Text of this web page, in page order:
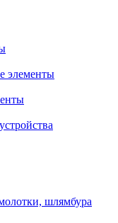
элементы
шлямбура